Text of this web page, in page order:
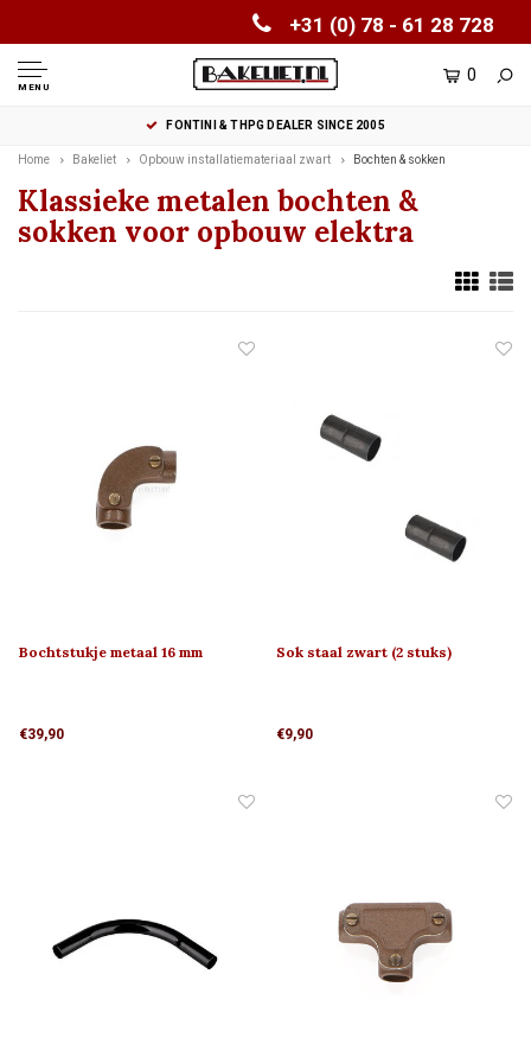
+31 (0) 78 - 61 28 728
MENU
0
FONTINI & THPG DEALER SINCE 2005
Home Bakeliet Opbouw installatiemateriaal zwart Bochten & sokken
Klassieke metalen bochten &
sokken voor opbouw elektra
Bochtstukje metaal 16 mm
€39,90
Sok staal zwart (2 stuks)
€9,90